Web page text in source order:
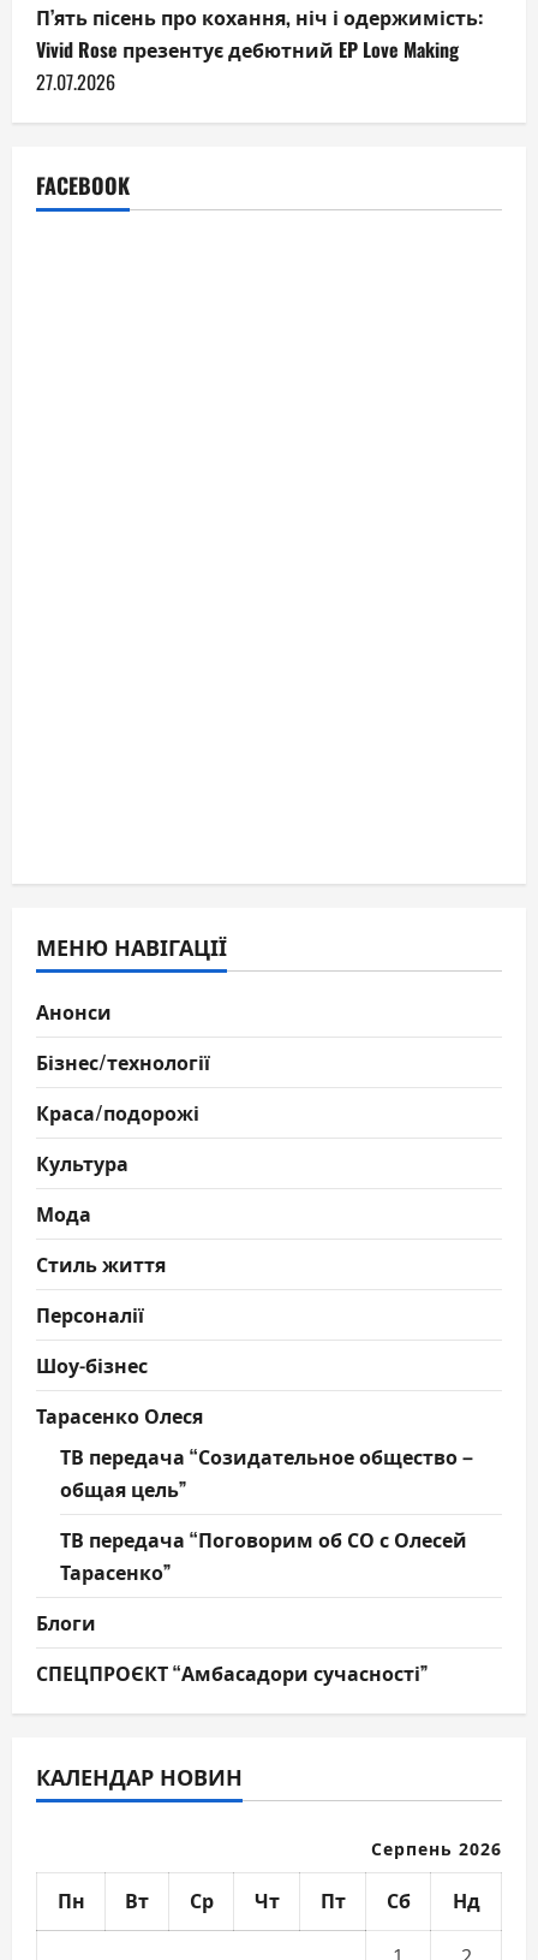
П’ять пісень про кохання, ніч і одержимість:
Vivid Rose презентує дебютний EP Love Making
27.07.2026
FACEBOOK
МЕНЮ НАВІГАЦІЇ
Анонси
Бізнес/технології
Краса/подорожі
Культура
Мода
Стиль життя
Персоналії
Шоу-бізнес
Тарасенко Олеся
ТВ передача “Созидательное общество –
общая цель”
ТВ передача “Поговорим об СО с Олесей
Тарасенко”
Блоги
СПЕЦПРОЄКТ “Амбасадори сучасності”
КАЛЕНДАР НОВИН
Серпень 2026
Пн Вт Ср Чт Пт Сб Нд